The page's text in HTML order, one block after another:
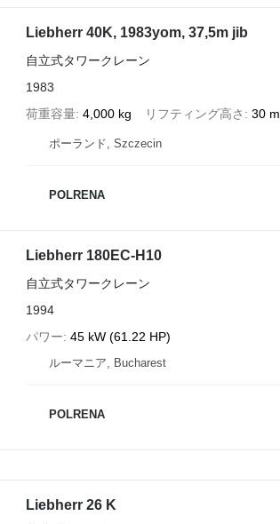
Liebherr 40K, 1983yom, 37,5m jib
自立式タワークレーン
1983
荷重容量 4,000 kg リフティング高さ 30 m
ポーランド, Szczecin
POLRENA
Liebherr 180EC-H10
自立式タワークレーン
1994
パワー 45 kW (61.22 HP)
ルーマニア, Bucharest
POLRENA
Liebherr 26 K